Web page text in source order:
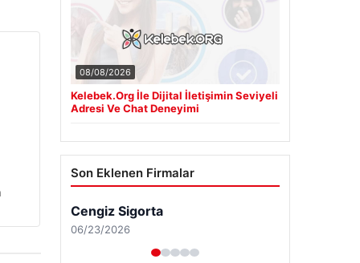
08/08/2026
Kelebek.Org İle Dijital İletişimin Seviyeli
Adresi Ve Chat Deneyimi
Son Eklenen Firmalar
Cengiz Sigorta
06/23/2026